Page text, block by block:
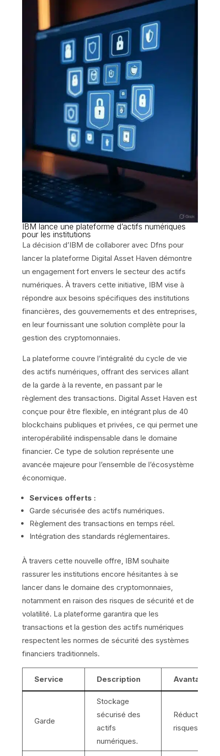
IBM lance une plateforme d’actifs numériques
pour les institutions
La décision d’IBM de collaborer avec Dfns pour
lancer la plateforme Digital Asset Haven démontre
un engagement fort envers le secteur des actifs
numériques. À travers cette initiative, IBM vise à
répondre aux besoins spécifiques des institutions
financières, des gouvernements et des entreprises,
en leur fournissant une solution complète pour la
gestion des cryptomonnaies.
La plateforme couvre l’intégralité du cycle de vie
des actifs numériques, offrant des services allant
de la garde à la revente, en passant par le
règlement des transactions. Digital Asset Haven est
conçue pour être flexible, en intégrant plus de 40
blockchains publiques et privées, ce qui permet une
interopérabilité indispensable dans le domaine
financier. Ce type de solution représente une
avancée majeure pour l’ensemble de l’écosystème
économique.
Services offerts :
Garde sécurisée des actifs numériques.
Règlement des transactions en temps réel.
Intégration des standards réglementaires.
À travers cette nouvelle offre, IBM souhaite
rassurer les institutions encore hésitantes à se
lancer dans le domaine des cryptomonnaies,
notamment en raison des risques de sécurité et de
volatilité. La plateforme garantira que les
transactions et la gestion des actifs numériques
respectent les normes de sécurité des systèmes
financiers traditionnels.
Service Description Avantage
Garde
Stockage
sécurisé des
actifs
numériques.
Réduction
risques de